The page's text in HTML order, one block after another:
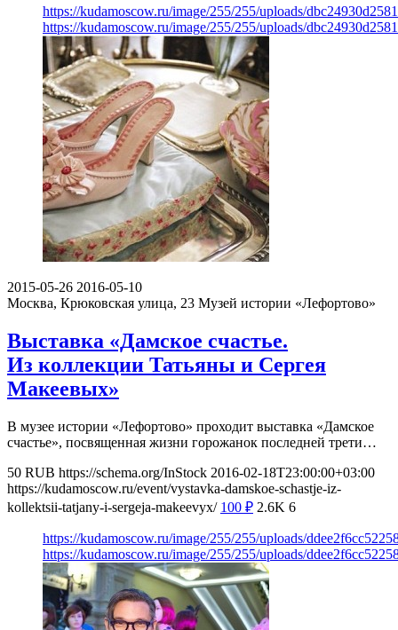
https://kudamoscow.ru/image/255/255/uploads/
https://kudamoscow.ru/image/255/255/uploads/
2015-05-26 2016-05-10
Москва, Крюковская улица, 23 Музей истории «Лефортово»
Выставка «Дамское счастье.
Из коллекции Татьяны и Сергея
Макеевых»
В музее истории «Лефортово» проходит выставка «Дамское
счастье», посвященная жизни горожанок последней трети…
50 RUB https://schema.org/InStock 2016-02-18T23:00:00+03:00
https://kudamoscow.ru/event/vystavka-damskoe-schastje-iz-
kollektsii-tatjany-i-sergeja-makeevyx/ 100 ₽ 2.6K 6
https://kudamoscow.ru/image/255/255/uploads/
https://kudamoscow.ru/image/255/255/uploads/